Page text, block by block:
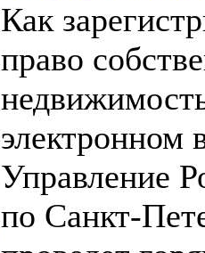
Как
право
электронном
Управление
по Санкт-